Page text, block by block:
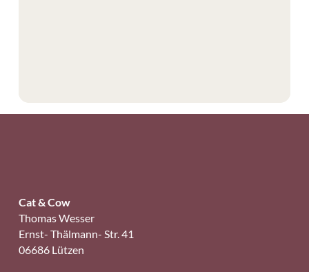
Cat & Cow
Thomas Wesser
Ernst- Thälmann- Str. 41
06686 Lützen